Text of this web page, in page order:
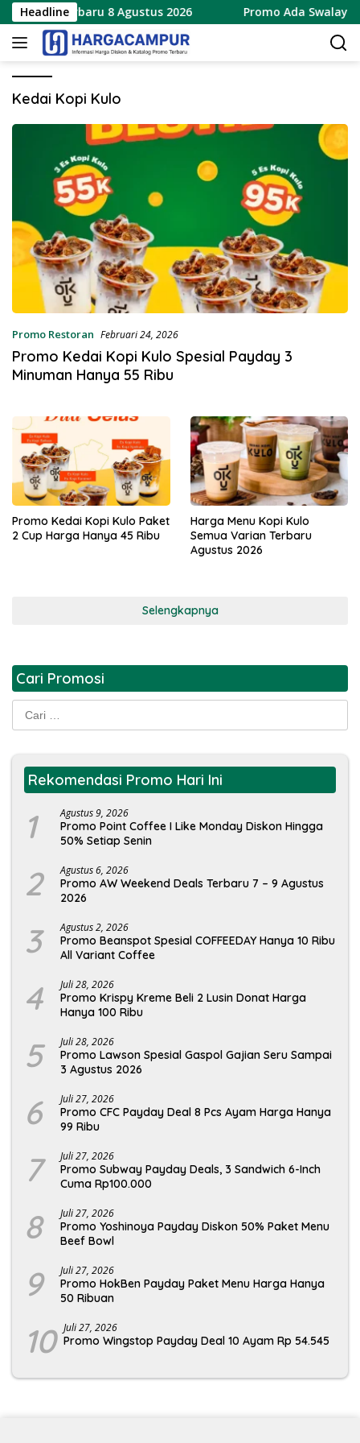
Langsung
ke
konten
Headline
8.8 Terbaru 8 Agustus 2026 Promo Ada Swalayan
Kedai Kopi Kulo
Promo Restoran Februari 24, 2026
Promo Kedai Kopi Kulo Spesial Payday 3
Minuman Hanya 55 Ribu
Promo Kedai Kopi Kulo Paket
2 Cup Harga Hanya 45 Ribu
Harga Menu Kopi Kulo
Semua Varian Terbaru
Agustus 2026
Selengkapnya
Cari Promosi
Rekomendasi Promo Hari Ini
1 Agustus 9, 2026
Promo Point Coffee I Like Monday Diskon Hingga
50% Setiap Senin
2 Agustus 6, 2026
Promo AW Weekend Deals Terbaru 7 – 9 Agustus
2026
3 Agustus 2, 2026
Promo Beanspot Spesial COFFEEDAY Hanya 10 Ribu
All Variant Coffee
4 Juli 28, 2026
Promo Krispy Kreme Beli 2 Lusin Donat Harga
Hanya 100 Ribu
5 Juli 28, 2026
Promo Lawson Spesial Gaspol Gajian Seru Sampai
3 Agustus 2026
6 Juli 27, 2026
Promo CFC Payday Deal 8 Pcs Ayam Harga Hanya
99 Ribu
7 Juli 27, 2026
Promo Subway Payday Deals, 3 Sandwich 6-Inch
Cuma Rp100.000
8 Juli 27, 2026
Promo Yoshinoya Payday Diskon 50% Paket Menu
Beef Bowl
9 Juli 27, 2026
Promo HokBen Payday Paket Menu Harga Hanya
50 Ribuan
10 Juli 27, 2026
Promo Wingstop Payday Deal 10 Ayam Rp 54.545